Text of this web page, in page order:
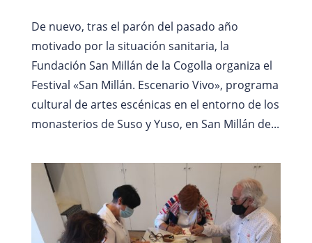
De nuevo, tras el parón del pasado año
motivado por la situación sanitaria, la
Fundación San Millán de la Cogolla organiza el
Festival «San Millán. Escenario Vivo», programa
cultural de artes escénicas en el entorno de los
monasterios de Suso y Yuso, en San Millán de...